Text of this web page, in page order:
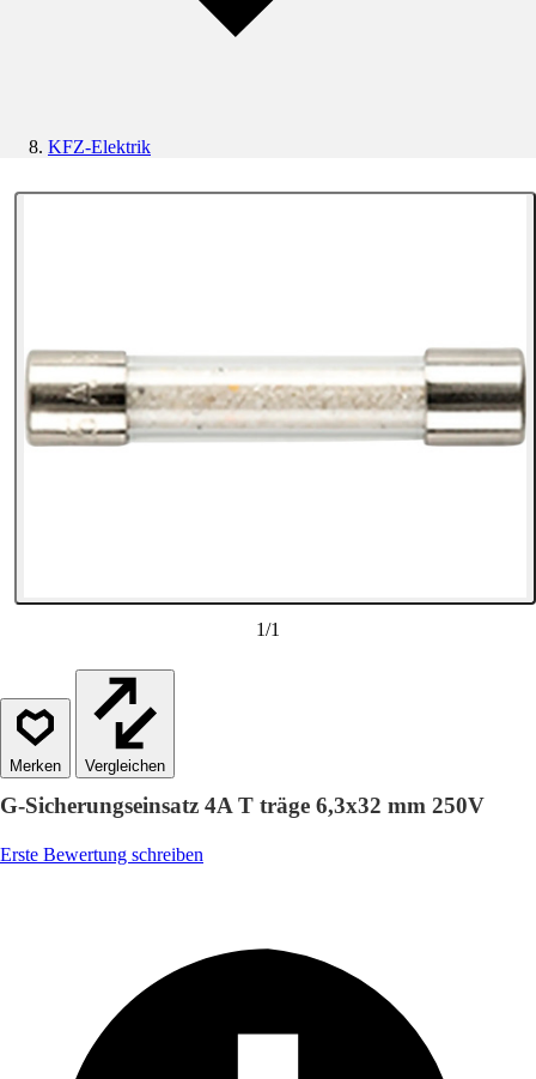
KFZ-Elektrik
1/1
Vergleichen
G-Sicherungseinsatz 4A T träge 6,3x32 mm 250V
Erste Bewertung schreiben